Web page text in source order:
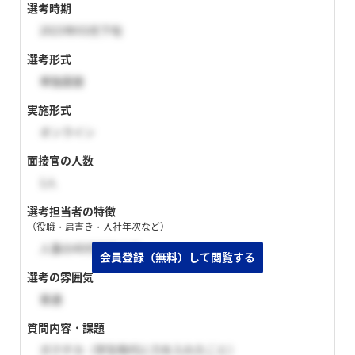
選考時期
2023年03月下旬
選考形式
単独面接
実施形式
オンライン
面接官の人数
選考担当者の特徴
（役職・肩書き・入社年次など）
人事の40代前後の方
選考の雰囲気
普通
質問内容・課題
ガクチカ（学生時代に力を入れたこと）